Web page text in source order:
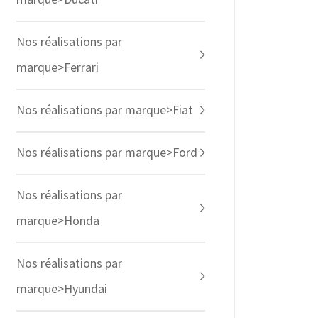
Nos réalisations par
marque>Ferrari
Nos réalisations par marque>Fiat
Nos réalisations par marque>Ford
Nos réalisations par
marque>Honda
Nos réalisations par
marque>Hyundai